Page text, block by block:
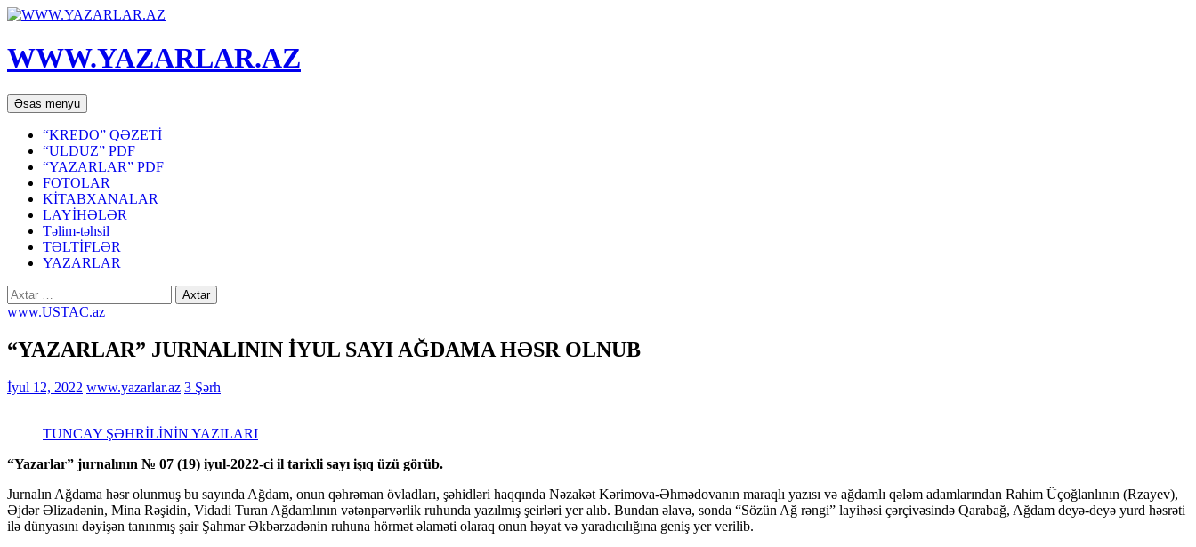
WWW.YAZARLAR.AZ
Axtar
Əsas menyu Mühtəviyyata
keç
“KREDO” QƏZETİ
“ULDUZ” PDF
“YAZARLAR” PDF
FOTOLAR
KİTABXANALAR
LAYİHƏLƏR
Təlim-təhsil
TƏLTİFLƏR
YAZARLAR
Axtarış:
www.USTAC.az
“YAZARLAR” JURNALININ İYUL SAYI AĞDAMA HƏSR OLNUB
İyul 12, 2022 www.yazarlar.az 3 Şərh
TUNCAY ŞƏHRİLİNİN YAZILARI
“Yazarlar” jurnalının № 07 (19) iyul-2022-ci il tarixli sayı işıq üzü görüb.
Jurnalın Ağdama həsr olunmuş bu sayında Ağdam, onun qəhrəman övladları, şəhidləri haqqında Nəzakət Kərimova-Əhmədovanın maraqlı yazısı və ağdamlı qələm adamlarından Rahim Üçoğlanlının (Rzayev),
Əjdər Əlizadənin, Mina Rəşidin, Vidadi Turan Ağdamlının vətənpərvərlik ruhunda yazılmış şeirləri yer alıb. Bundan əlavə, sonda “Sözün Ağ rəngi” layihəsi çərçivəsində Qarabağ, Ağdam deyə-deyə yurd həsrəti
ilə dünyasını dəyişən tanınmış şair Şahmar Əkbərzadənin ruhuna hörmət əlaməti olaraq onun həyat və yaradıcılığına geniş yer verilib.